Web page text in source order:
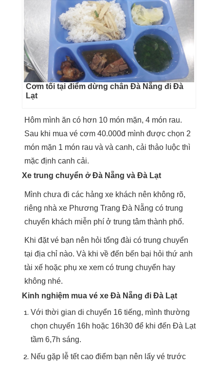
Cơm tối tại điểm dừng chân Đà Nẵng đi Đà
Lạt
Hôm mình ăn có hơn 10 món mặn, 4 món rau.
Sau khi mua vé cơm 40.000đ mình được chọn 2
món mặn 1 món rau và và canh, cải thảo luộc thì
mặc định canh cải.
Xe trung chuyển ở Đà Nẵng và Đà Lạt
Mình chưa đi các hảng xe khách nên không rõ,
riêng nhà xe Phương Trang Đà Nẵng có trung
chuyển khách miễn phí ở trung tâm thành phố.
Khi đặt vé bạn nên hỏi tổng đài có trung chuyển
tại địa chỉ nào. Và khi về đến bến bại hỏi thứ anh
tài xế hoặc phụ xe xem có trung chuyển hay
không nhé.
Kinh nghiệm mua vé xe Đà Nẵng đi Đà Lạt
Với thời gian di chuyển 16 tiếng, mình thường
chọn chuyến 16h hoặc 16h30 để khi đến Đà Lạt
tầm 6,7h sáng.
Nếu gặp lễ tết cao điểm bạn nên lấy vé trước